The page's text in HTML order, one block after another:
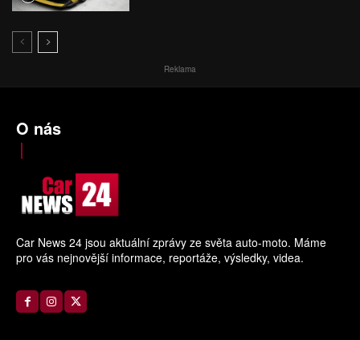
Reklama
O nás
Car News 24 jsou aktuální zprávy ze světa auto-moto. Máme
pro vás nejnovější informace, reportáže, výsledky, videa.